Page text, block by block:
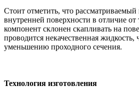
Стоит отметить, что
внутренней поверхности в отличие
компонент склонен скапливать на
проводится некачественная
уменьшению проходного сечения.
Технология изготовления